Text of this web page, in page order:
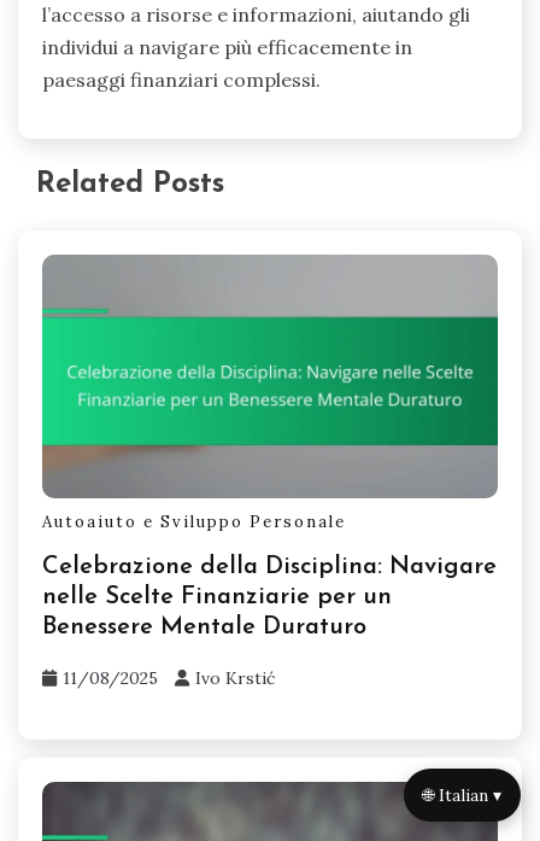
l’accesso a risorse e informazioni, aiutando gli
individui a navigare più efficacemente in
paesaggi finanziari complessi.
Related Posts
Autoaiuto e Sviluppo Personale
Celebrazione della Disciplina: Navigare
nelle Scelte Finanziarie per un
Benessere Mentale Duraturo
11/08/2025 Ivo Krstić
🌐 Italian ▾